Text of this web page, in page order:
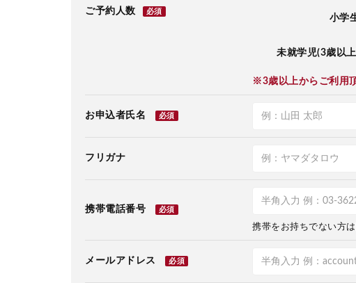
ご予約人数 必須
小学
未就学児(3歳以
※3歳以上からご利用
お申込者氏名 必須
フリガナ
携帯電話番号 必須
携帯をお持ちでない方
メールアドレス 必須